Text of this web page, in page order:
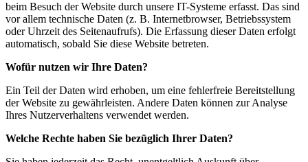
beim Besuch der Website durch unsere IT-Systeme erfasst. Das sind
vor allem technische Daten (z. B. Internetbrowser, Betriebssystem
oder Uhrzeit des Seitenaufrufs). Die Erfassung dieser Daten erfolgt
automatisch, sobald Sie diese Website betreten.
Wofür nutzen wir Ihre Daten?
Ein Teil der Daten wird erhoben, um eine fehlerfreie Bereitstellung
der Website zu gewährleisten. Andere Daten können zur Analyse
Ihres Nutzerverhaltens verwendet werden.
Welche Rechte haben Sie bezüglich Ihrer Daten?